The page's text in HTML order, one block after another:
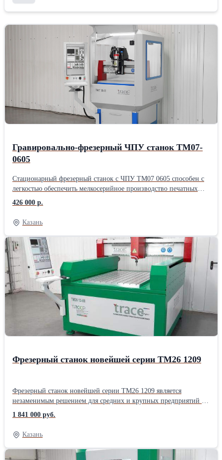
Гравировально-фрезерный ЧПУ станок ТМ07-
0605
Стационарный фрезерный станок с ЧПУ ТМ07 0605 способен с
легкостью обеспечить мелкосерийное производство печатных
плат, предметов интерьера, корпусов, радиоуправляемых
моделей и многого другого. Стационарный фрезерный станок с
ЧПУ ТМ07 0605 имеет небольшие вес и габариты. При этом
станок обладает всеми достоинствами профессионального
оборудования. Станок таже может поставлятся с защитным
кожухом, оснащенным дверцей и смотровыми окнами из
оргстекла, делая станок безопасным для работы. Станок
поставляется в комплектации с шаговыми двигателями.
426 000 р.
Казань
Фрезерный станок новейшей серии ТМ26 1209
Фрезерный станок новейшей серии ТМ26 1209 является
незаменимым решением для средних и крупных предприятий по
обработке таких материалов, как: закаленная сталь, чугун,
нержавеющая сталь, цветные металлы. Данный станок имеет
повышенную жесткость, благодаря толстостенному
конструктиву. Станки серии ТМ26 являются одними из самых
универсальных и оснащенных уже в базовой версии. Станок
1 841 000 руб.
Казань